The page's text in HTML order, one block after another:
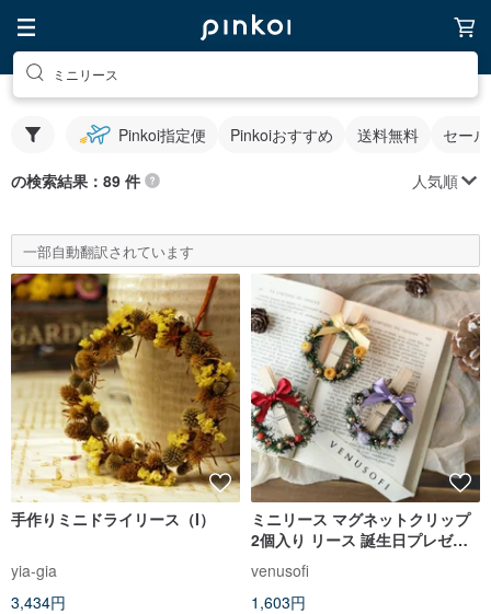
ミニリース
Pinkoi指定便 Pinkoiおすすめ 送料無料 セー
の検索結果：89 件 人気順
一部自動翻訳されています
手作りミニドライリース（I）
yia-gia
3,434円
ミニリース マグネットクリップ
2個入り リース 誕生日プレゼン
ト 不滅の花 枯れない花 ドライフ
ラワー
venusofi
1,603円